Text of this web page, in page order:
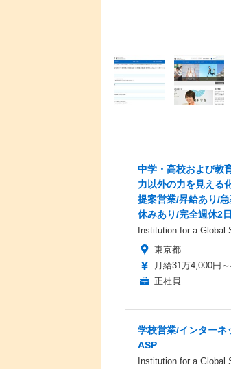
中学・高校および教
力以外の力を見える
提案営業/昇給あり/
休みあり/完全週休2
Institution for a Global
東京都
月給31万4,000円
正社員
学校営業/インターネ
ASP
Institution for a Global